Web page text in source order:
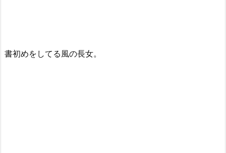
書初めをしてる風の長女。